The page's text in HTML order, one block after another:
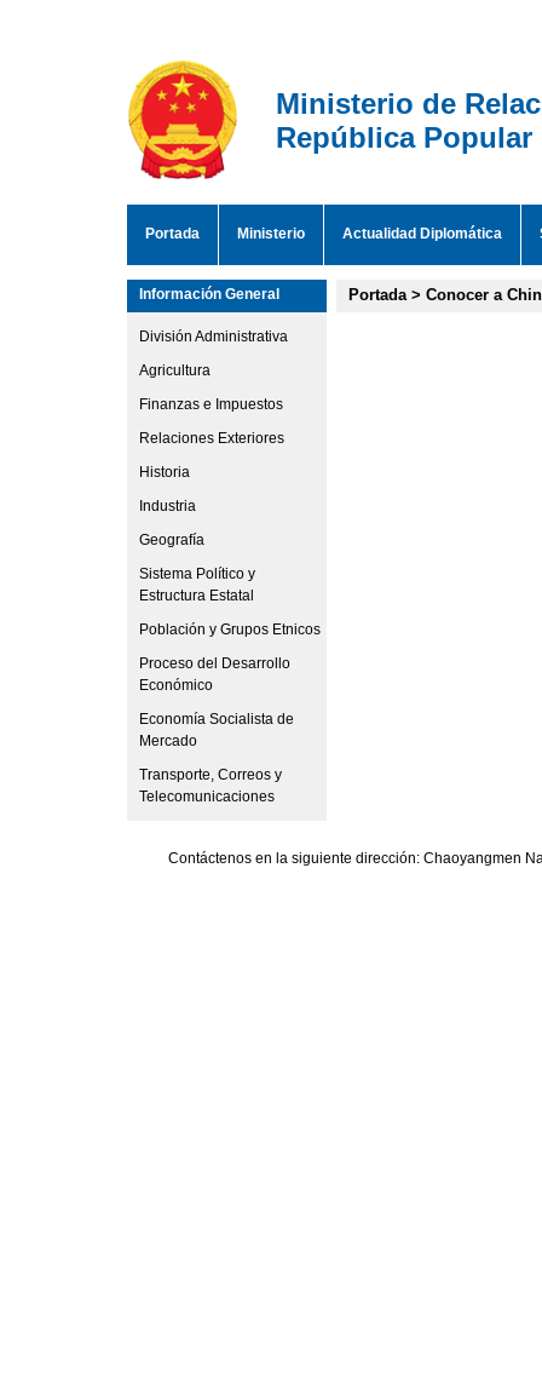
Ministerio de
República Popular
Portada Ministerio Actualidad Diplomática
Información General
División Administrativa
Agricultura
Finanzas e Impuestos
Relaciones Exteriores
Historia
Industria
Geografía
Sistema Político y
Estructura Estatal
Población y Grupos Etnicos
Proceso del Desarrollo
Económico
Economía Socialista de
Mercado
Transporte, Correos y
Telecomunicaciones
Portada> Conocer a
Contáctenos en la siguiente dirección: Chaoyangmen